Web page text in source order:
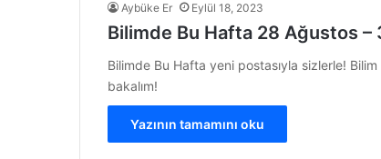
Aybüke Er Eylül 18, 2023
Bilimde Bu Hafta 28 Ağustos –
Bilimde Bu Hafta yeni postasıyla sizlerle!
bakalım!
Yazının tamamını oku